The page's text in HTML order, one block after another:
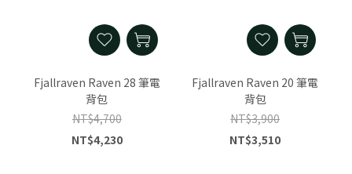
Fjallraven Raven 28 筆電
背包
NT$4,700
NT$4,230
Fjallraven Raven 20 筆電
背包
NT$3,900
NT$3,510